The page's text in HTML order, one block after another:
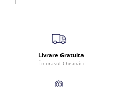
Livrare Gratuita
În orașul Chișinău